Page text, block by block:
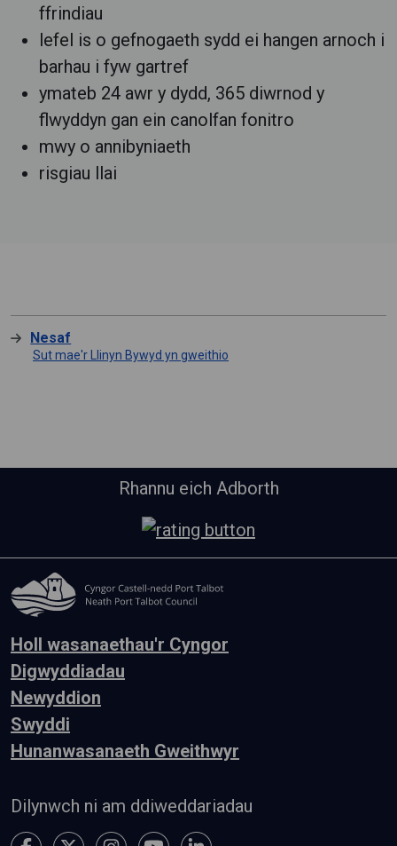
ffrindiau
lefel is o gefnogaeth sydd ei hangen arnoch i
barhau i fyw gartref
ymateb 24 awr y dydd, 365 diwrnod y
flwyddyn gan ein canolfan fonitro
mwy o annibyniaeth
risgiau llai
Nesaf
Sut mae'r Llinyn Bywyd yn gweithio
Rhannu eich Adborth
Holl wasanaethau'r Cyngor
Digwyddiadau
Newyddion
Swyddi
Hunanwasanaeth Gweithwyr
Dilynwch ni am ddiweddariadau